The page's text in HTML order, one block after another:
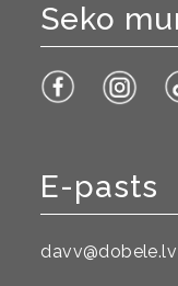
Seko
E-pasts
davv@dobele.lv